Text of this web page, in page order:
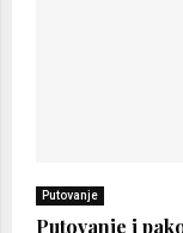
Putovanje
Putovanje i